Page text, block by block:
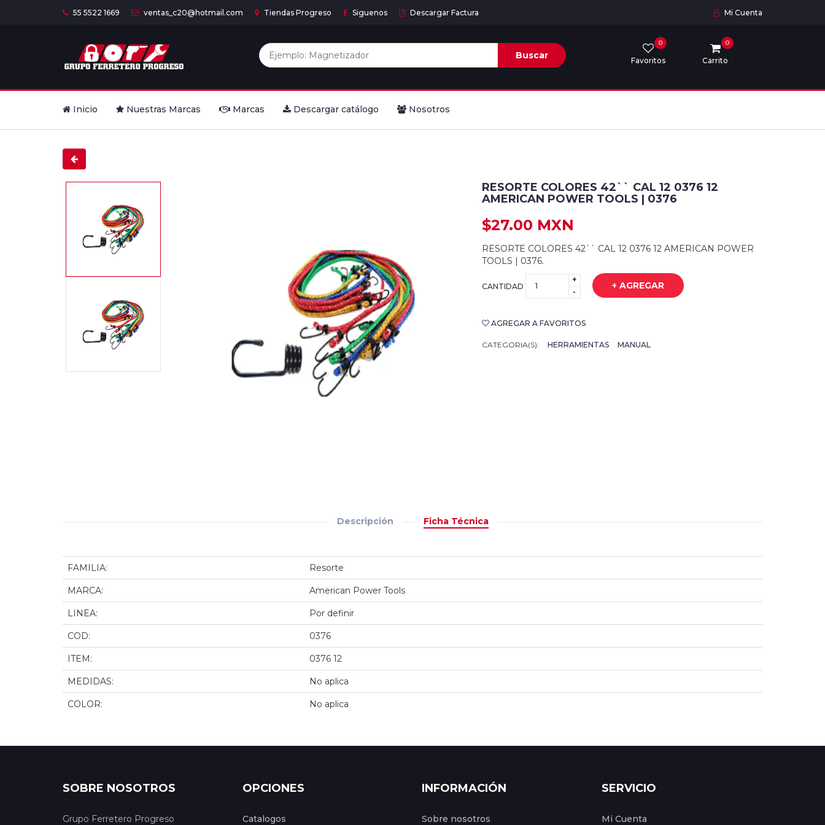
55 5522 1669 ventas_c20@hotmail.com Tiendas Progreso Siguenos Descargar Factura Mi Cuenta
Buscar Favoritos
0
Carrito
0
Inicio Nuestras Marcas Marcas Descargar catálogo Nosotros
RESORTE COLORES 42`` CAL 12 0376 12
AMERICAN POWER TOOLS | 0376
$27.00 MXN
RESORTE COLORES 42`` CAL 12 0376 12 AMERICAN POWER
TOOLS | 0376.
CANTIDAD
+
-
+ AGREGAR
AGREGAR A FAVORITOS
CATEGORIA(S): HERRAMIENTAS MANUAL
Descripción Ficha Técnica
FAMILIA: Resorte
MARCA: American Power Tools
LINEA: Por definir
COD: 0376
ITEM: 0376 12
MEDIDAS: No aplica
COLOR: No aplica
SOBRE NOSOTROS
Grupo Ferretero Progreso
OPCIONES
Catalogos
INFORMACIÓN
Sobre nosotros
SERVICIO
Mi Cuenta